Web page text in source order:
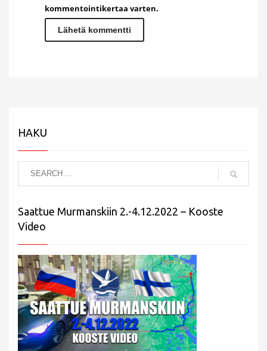
kommentointikertaa varten.
HAKU
Saattue Murmanskiin 2.-4.12.2022 – Kooste
Video